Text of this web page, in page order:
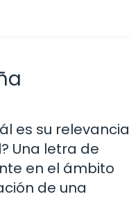
es su relevancia
Una letra de
en el ámbito
de una